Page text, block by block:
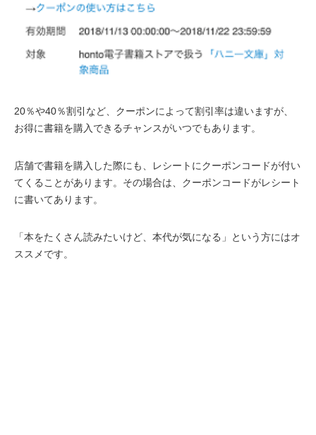
20％や40％割引など、クーポンによって割引率は違いますが、
お得に書籍を購入できるチャンスがいつでもあります。
店舗で書籍を購入した際にも、レシートにクーポンコードが付い
てくることがあります。その場合は、クーポンコードがレシート
に書いてあります。
「本をたくさん読みたいけど、本代が気になる」という方にはオ
ススメです。